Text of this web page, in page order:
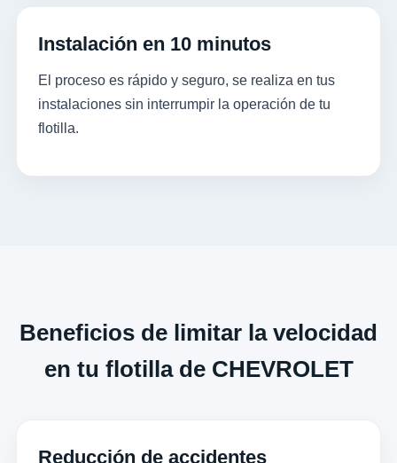
Instalación en 10 minutos
El proceso es rápido y seguro, se realiza en tus
instalaciones sin interrumpir la operación de tu
flotilla.
Beneficios de limitar la velocidad
en tu flotilla de CHEVROLET
Reducción de accidentes